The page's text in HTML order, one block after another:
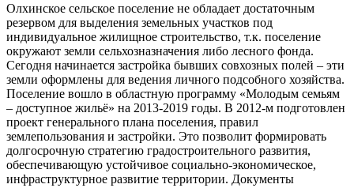
Олхинское сельское поселение не обладает достаточным
резервом для выделения земельных участков под
индивидуальное жилищное строительство, т.к. поселение
окружают земли сельхозназначения либо лесного фонда.
Сегодня начинается застройка бывших совхозных полей – эти
земли оформлены для ведения личного подсобного хозяйства.
Поселение вошло в областную программу «Молодым семьям
– доступное жильё» на 2013-2019 годы. В 2012-м подготовлен
проект генерального плана поселения, правил
землепользования и застройки. Это позволит формировать
долгосрочную стратегию градостроительного развития,
обеспечивающую устойчивое социально-экономическое,
инфраструктурное развитие территории. Документы